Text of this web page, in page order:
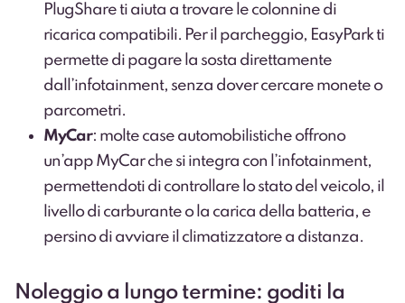
PlugShare ti aiuta a trovare le colonnine di
ricarica compatibili. Per il parcheggio, EasyPark ti
permette di pagare la sosta direttamente
dall’infotainment, senza dover cercare monete o
parcometri.
MyCar: molte case automobilistiche offrono
un’app MyCar che si integra con l’infotainment,
permettendoti di controllare lo stato del veicolo, il
livello di carburante o la carica della batteria, e
persino di avviare il climatizzatore a distanza.
Noleggio a lungo termine: goditi la